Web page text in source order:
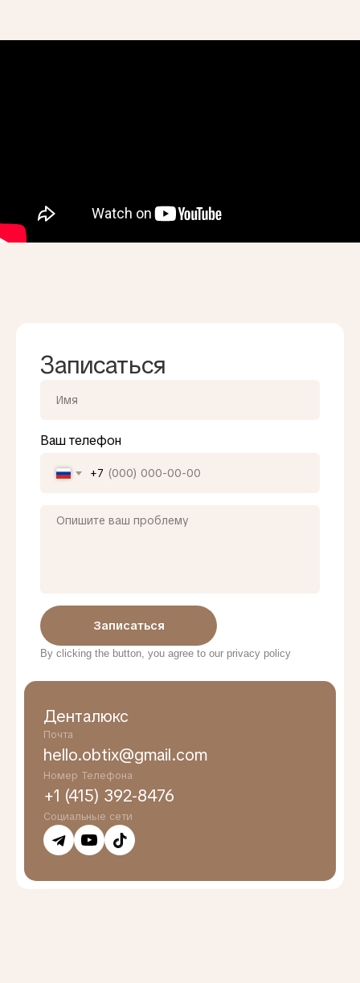
Денталюкс
Почта
hello.obtix@gmail.com
Номер Телефона
+1 (415) 392-8476
Социальные сети
Записаться
Ваш телефон
+7
Записаться
By clicking the button, you agree to our privacy policy